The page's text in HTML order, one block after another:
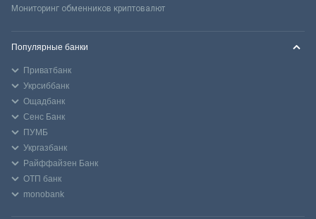
Мониторинг обменников криптовалют
Популярные банки
Приватбанк
Укрсиббанк
Ощадбанк
Сенс Банк
ПУМБ
Укргазбанк
Райффайзен Банк
ОТП банк
monobank